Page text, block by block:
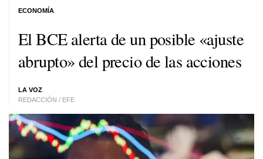
El BCE alerta de un posible «ajuste
abrupto» del precio de las acciones
LA VOZ
REDACCIÓN / EFE
ECONOMÍA